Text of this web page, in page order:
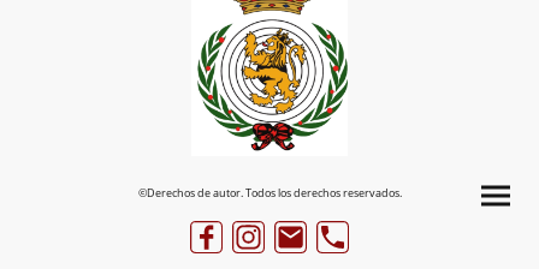
©Derechos de autor. Todos los derechos reservados.